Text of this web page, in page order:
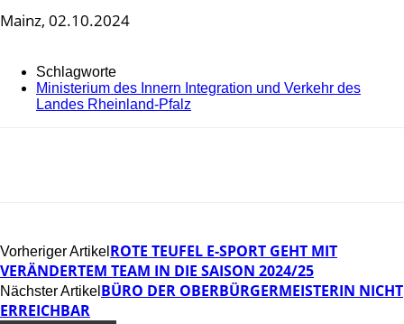
Mainz, 02.10.2024
Schlagworte
Ministerium des Innern Integration und Verkehr des
Landes Rheinland-Pfalz
Vorheriger Artikel ROTE TEUFEL E-SPORT GEHT MIT
VERÄNDERTEM TEAM IN DIE SAISON 2024/25
Nächster Artikel BÜRO DER OBERBÜRGERMEISTERIN NICHT
ERREICHBAR